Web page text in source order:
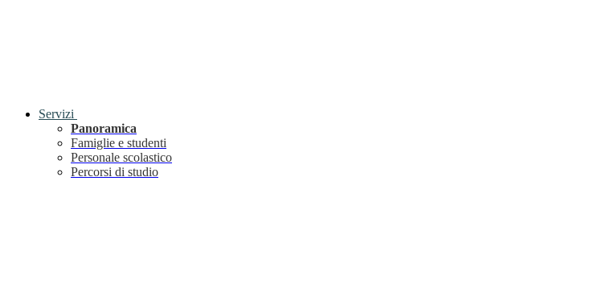
Servizi
Panoramica
Famiglie e studenti
Personale scolastico
Percorsi di studio